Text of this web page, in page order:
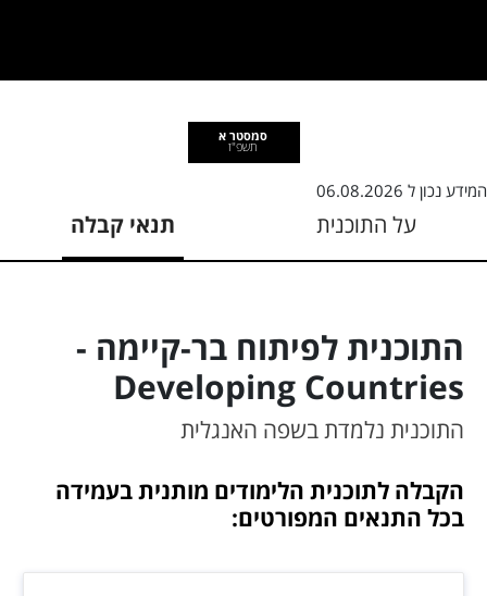
סמסטר א
תשפ"ז
המידע נכון ל 06.08.2026
על התוכנית תנאי קבלה
התוכנית לפיתוח בר-קיימה -
Developing Countries
התוכנית נלמדת בשפה האנגלית
הקבלה לתוכנית הלימודים מותנית בעמידה
בכל התנאים המפורטים: